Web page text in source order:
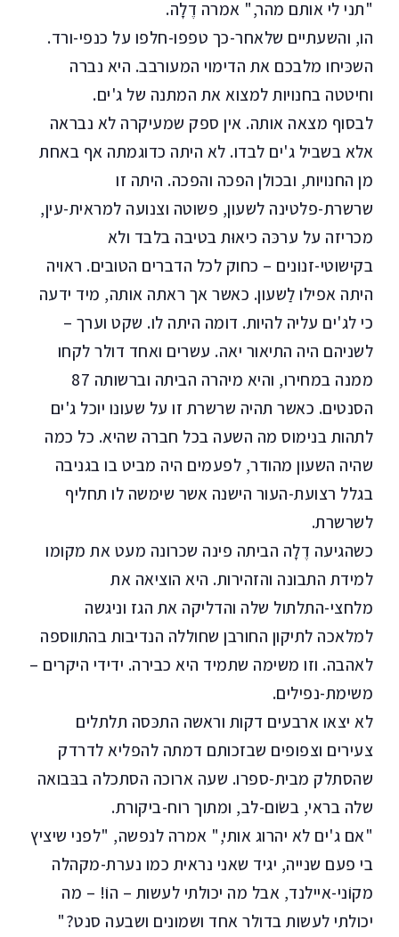
"תני לי אותם מהר," אמרה דֶלָה.
הו, והשעתיים שלאחר-כך טפפו-חלפו על כנפי-ורד.
השכּיחו מלבכם את הדימוי המעורבב. היא נברה
וחיטטה בחנויות למצוא את המתנה של ג'ים.
לבסוף מצאה אותה. אין ספק שמעיקרה לא נבראה
אלא בשביל ג'ים לבדו. לא היתה כדוגמתה אף באחת
מן החנויות, ובכולן הפכה והפכה. היתה זו
שרשרת-פלטינה לשעון, פשוטה וצנועה למראית-עין,
מכריזה על ערכּה כיאוּת בטיבה בלבד ולא
בקישוטי-זנונים – כחוק לכל הדברים הטובים. ראויה
היתה אפילו לַשעון. כאשר אך ראתה אותה, מיד ידעה
כי לג'ים עליה להיות. דומה היתה לו. שקט וערך –
לשניהם היה התיאור יאה. עשרים ואחד דולר לקחו
ממנה במחירו, והיא מיהרה הביתה וברשותה 87
הסנטים. כאשר תהיה שרשרת זו על שעונו יוכל ג'ים
לתהות בנימוס מה השעה בכל חברה שהיא. כל כמה
שהיה השעון מהודר, לפעמים היה מביט בו בגניבה
בגלל רצועת-העור הישנה אשר שימשה לו תחליף
לשרשרת.
כשהגיעה דֶלָה הביתה פינה שכרונה מעט את מקומו
למידת התבונה והזהירות. היא הוציאה את
מלחצי-התלתול שלה והדליקה את הגז וניגשה
למלאכה לתיקון החורבן שחוללה הנדיבות בהתווספה
לאהבה. וזו משימה שתמיד היא כבירה. ידידי היקרים –
משימת-נפילים.
לא יצאו ארבעים דקות וראשה התכּסה תלתלים
צעירים וצפופים שבזכותם דמתה להפליא לדרדק
שהסתלק מבית-ספרו. שעה ארוכה הסתכלה בבּבואה
שלה בראי, בשׂום-לב, ומתוך רוח-ביקורת.
"אם ג'ים לא יהרוג אותי," אמרה לנפשה, "לפני שיציץ
בי פעם שנייה, יגיד שאני נראית כמו נערת-מקהלה
מקוֹני-איילנד, אבל מה יכולתי לעשות – הוֹ! – מה
יכולתי לעשות בדולר אחד ושמונים ושבעה סנט?"